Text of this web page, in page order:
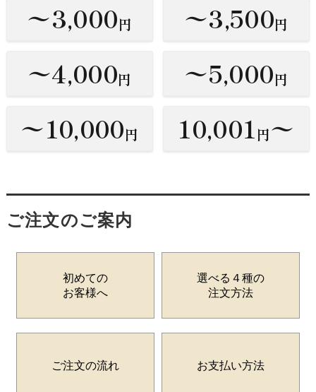
〜3,000円 〜3,500円
〜4,000円 〜5,000円
〜10,000円 10,001円〜
ご注文のご案内
初めての
お客様へ
選べる４種の
注文方法
ご注文の流れ お支払い方法